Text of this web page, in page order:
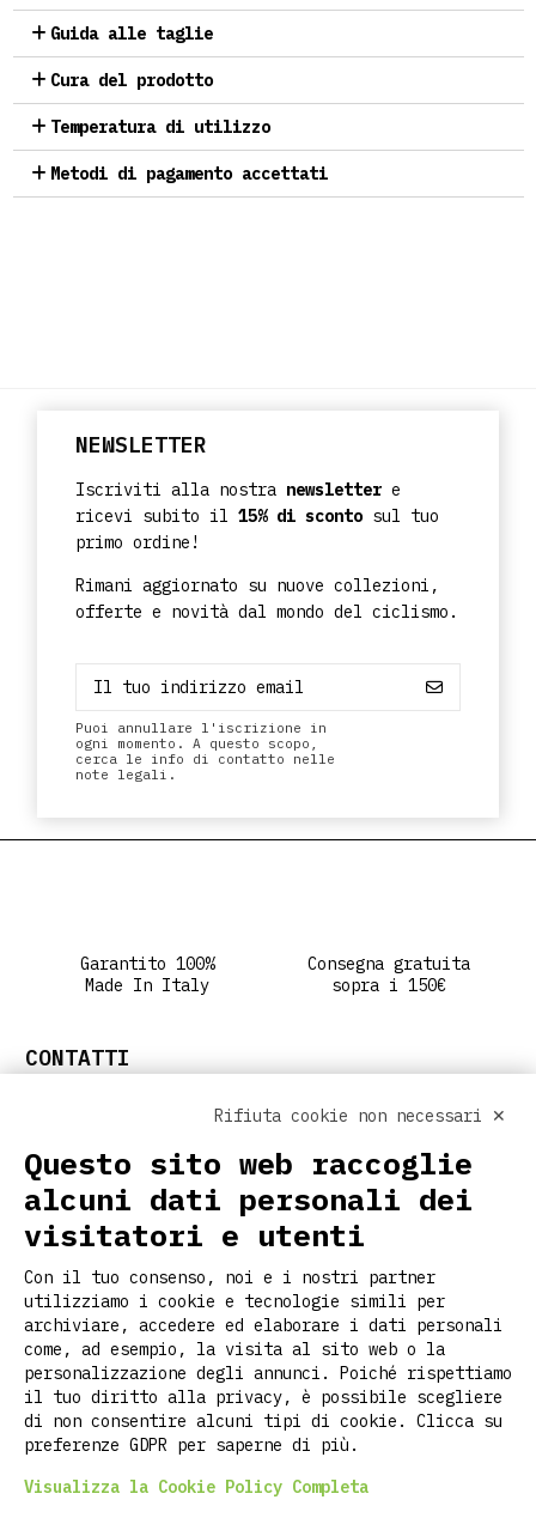
Guida alle taglie
Cura del prodotto
Temperatura di utilizzo
Metodi di pagamento accettati
NEWSLETTER
Iscriviti alla nostra newslettere
ricevi subito il 15% di scontosul tuo
primo ordine!
Rimani aggiornato su nuove collezioni,
offerte e novità dal mondo del ciclismo.
Puoi annullare l'iscrizione in
ogni momento. A questo scopo,
cerca le info di contatto nelle
note legali.
Garantito 100%
Made In Italy
Consegna gratuita
sopra i 150€
CONTATTI
Home
Chi siamo
Personalizzazione
Contatti
Magazine
Faq
Rifiuta cookie non necessari ✕
Questo sito web raccoglie
alcuni dati personali dei
visitatori e utenti
Con il tuo consenso, noi e i nostri partner
utilizziamo i cookie e tecnologie simili per
archiviare, accedere ed elaborare i dati personali
come, ad esempio, la visita al sito web o la
personalizzazione degli annunci. Poiché rispettiamo
il tuo diritto alla privacy, è possibile scegliere
di non consentire alcuni tipi di cookie. Clicca su
preferenze GDPR per saperne di più.
Visualizza la Cookie Policy Completa